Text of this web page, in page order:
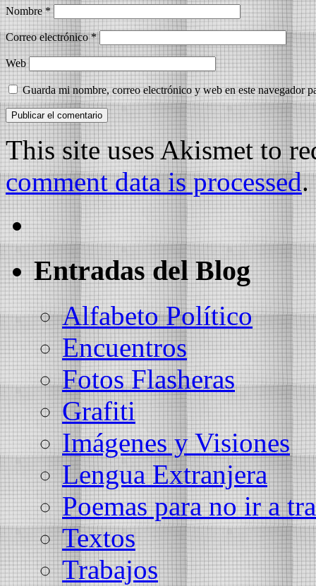
Nombre *
Correo electrónico*
Web
Guarda mi nombre, correo electrónico y web en este navegador
This site uses Akismet to
comment data is processed.
Entradas del Blog
Alfabeto Político
Encuentros
Fotos Flasheras
Grafiti
Imágenes y Visiones
Lengua Extranjera
Poemas para no ir a
Textos
Trabajos